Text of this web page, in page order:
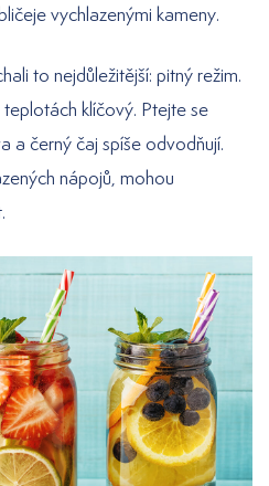
vychlazenými kameny.
to nejdůležitější: pitný režim.
klíčový. Ptejte se
a černý čaj spíše odvodňují.
nápojů, mohou